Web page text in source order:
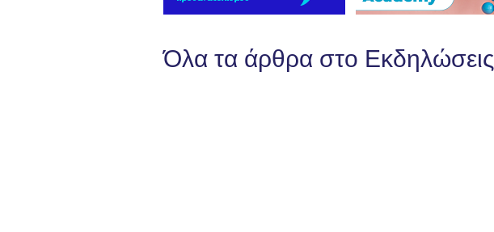
Όλα τα άρθρα στο Εκδηλώσεις